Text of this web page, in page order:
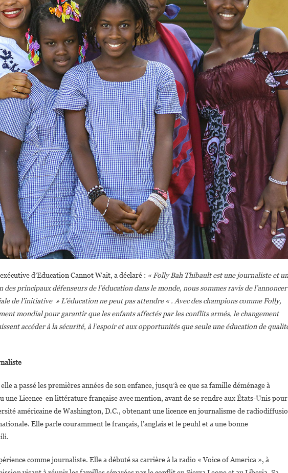
d’Education Cannot Wait, a déclaré : « Folly Bah Thibault est une journaliste et
principaux défenseurs de l’éducation dans le monde, nous sommes ravis de l’annoncer
de l’initiative » L’éducation ne peut pas attendre « . Avec des champions comme Folly,
mondial pour garantir que les enfants affectés par les conflits armés, le changement
accéder à la sécurité, à l’espoir et aux opportunités que seule une éducation de
a passé les premières années de son enfance, jusqu’à ce que sa famille déménage à
une Licence en littérature française avec mention, avant de se rendre aux États-Unis pour
américaine de Washington, D.C., obtenant une licence en journalisme de
Elle parle couramment le français, l’anglais et le peuhl et a une bonne
comme journaliste. Elle a débuté sa carrière à la radio « Voice of America », à